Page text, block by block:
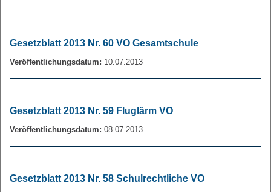
Gesetzblatt 2013 Nr. 60 VO Gesamtschule
Veröffentlichungsdatum: 10.07.2013
Gesetzblatt 2013 Nr. 59 Fluglärm VO
Veröffentlichungsdatum: 08.07.2013
Gesetzblatt 2013 Nr. 58 Schulrechtliche VO